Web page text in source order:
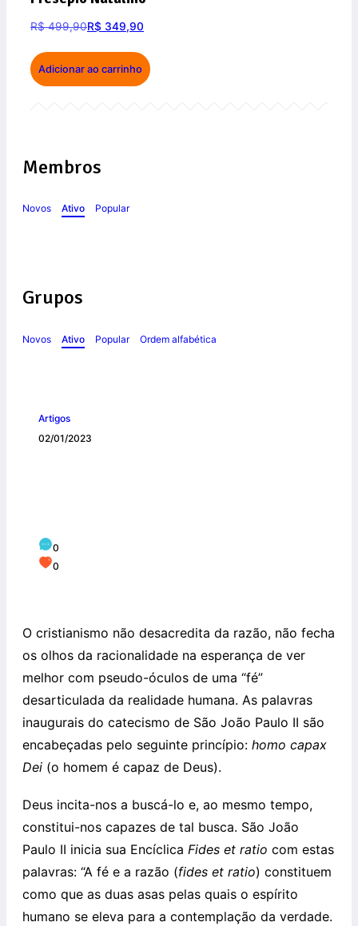
R$499,90R$ 349,90
Adicionar ao carrinho
Membros
Novos Ativo Popular
Grupos
Novos Ativo Popular Ordem alfabética
Artigos
02/01/2023
0
0
O cristianismo não desacredita da razão, não fecha
os olhos da racionalidade na esperança de ver
melhor com pseudo-óculos de uma “fé”
desarticulada da realidade humana. As palavras
inaugurais do catecismo de São João Paulo II são
encabeçadas pelo seguinte princípio: homo capax
Dei (o homem é capaz de Deus).
Deus incita-nos a buscá-lo e, ao mesmo tempo,
constitui-nos capazes de tal busca. São João
Paulo II inicia sua Encíclica Fides et ratio com estas
palavras: “A fé e a razão (fides et ratio) constituem
como que as duas asas pelas quais o espírito
humano se eleva para a contemplação da verdade.